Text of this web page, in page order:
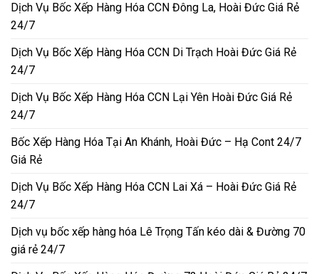
Dịch Vụ Bốc Xếp Hàng Hóa CCN Đông La, Hoài Đức Giá Rẻ
24/7
Dịch Vụ Bốc Xếp Hàng Hóa CCN Di Trạch Hoài Đức Giá Rẻ
24/7
Dịch Vụ Bốc Xếp Hàng Hóa CCN Lại Yên Hoài Đức Giá Rẻ
24/7
Bốc Xếp Hàng Hóa Tại An Khánh, Hoài Đức – Hạ Cont 24/7
Giá Rẻ
Dịch Vụ Bốc Xếp Hàng Hóa CCN Lai Xá – Hoài Đức Giá Rẻ
24/7
Dịch vụ bốc xếp hàng hóa Lê Trọng Tấn kéo dài & Đường 70
giá rẻ 24/7